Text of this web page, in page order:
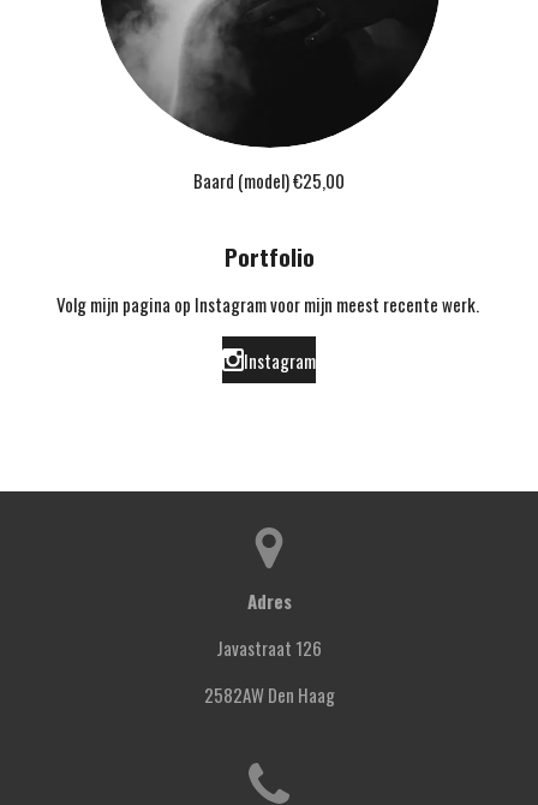
Baard (model) €25,00
Portfolio
Volg mijn pagina op Instagram voor mijn meest recente werk.
Instagram
Adres
Javastraat 126
2582AW Den Haag